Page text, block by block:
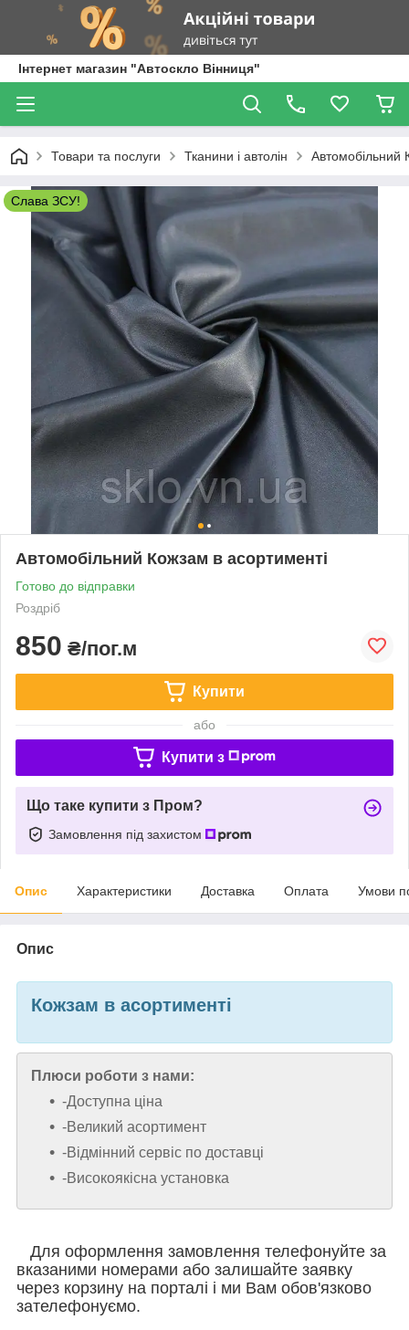
Інтернет магазин "Автоскло Вінниця"
Товари та послуги Тканини і автолін Автомобільний
Слава ЗСУ!
Автомобільний Кожзам в асортименті
Готово до відправки
Роздріб
850 ₴/пог.м
Купити
або
Купити з
Що таке купити з Пром?
Замовлення під захистом
Опис Характеристики Доставка Оплата Умови
Опис
Кожзам в асортименті
Плюси роботи з нами:
-Доступна ціна
-Великий асортимент
-Відмінний сервіс по доставці
-Високоякісна установка
Для оформлення замовлення телефонуйте за
вказаними номерами або залишайте заявку
через корзину на порталі і ми Вам обов'язково
зателефонуємо.